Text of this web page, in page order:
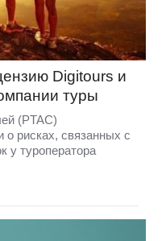
Digitours и
туры
(PTAC)
о рисках, связанных с
у туроператора